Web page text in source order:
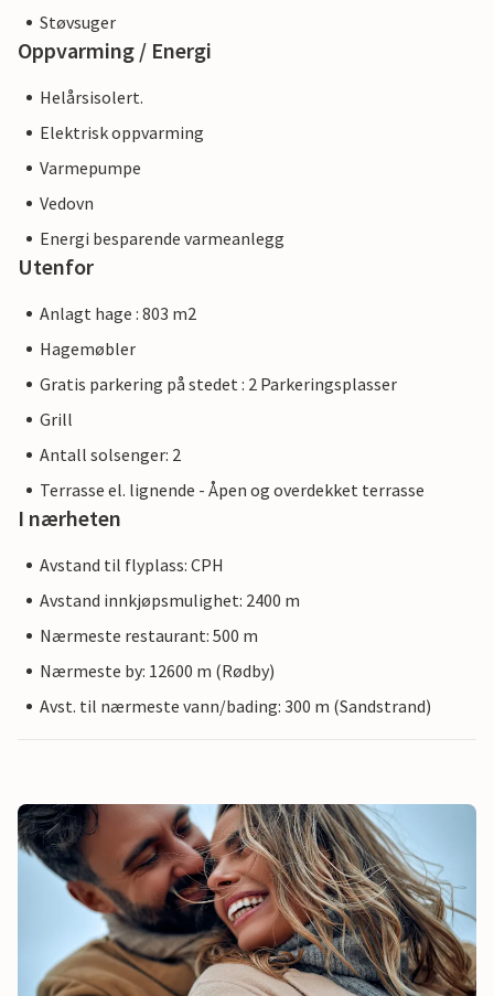
Støvsuger
Oppvarming / Energi
Helårsisolert.
Elektrisk oppvarming
Varmepumpe
Vedovn
Energi besparende varmeanlegg
Utenfor
Anlagt hage : 803 m2
Hagemøbler
Gratis parkering på stedet : 2 Parkeringsplasser
Grill
Antall solsenger: 2
Terrasse el. lignende - Åpen og overdekket terrasse
I nærheten
Avstand til flyplass: CPH
Avstand innkjøpsmulighet: 2400 m
Nærmeste restaurant: 500 m
Nærmeste by: 12600 m (Rødby)
Avst. til nærmeste vann/bading: 300 m (Sandstrand)